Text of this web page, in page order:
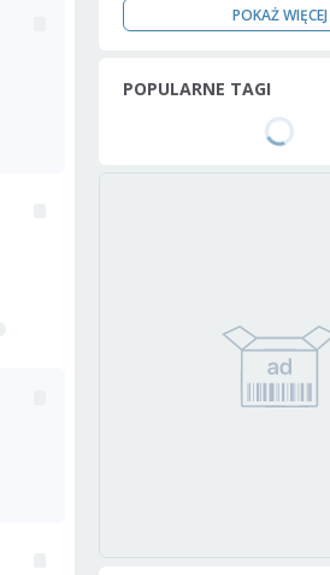
POKAŻ WIĘCEJ
POPULARNE TAGI